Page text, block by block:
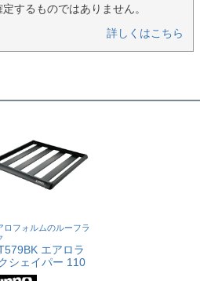
するものではありません。
詳しくはこちら
ロフォルムのルーフラ
エアロラ
シェイパー 110